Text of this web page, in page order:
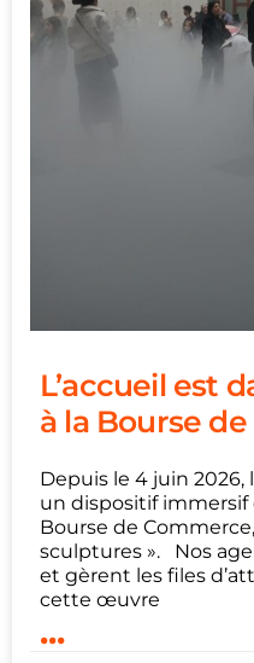
L’accueil est
à la Bourse
Depuis le 4 juin 2026,
un dispositif immersif
Bourse de
sculptures ». Nos
et gèrent les files
cette œuvre
...